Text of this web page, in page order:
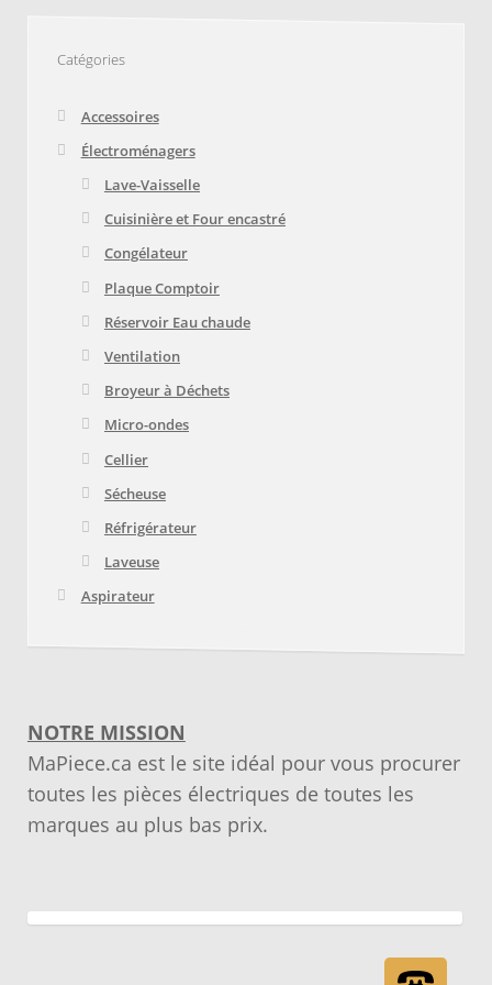
Catégories
Accessoires
Électroménagers
Lave-Vaisselle
Cuisinière et Four encastré
Congélateur
Plaque Comptoir
Réservoir Eau chaude
Ventilation
Broyeur à Déchets
Micro-ondes
Cellier
Sécheuse
Réfrigérateur
Laveuse
Aspirateur
NOTRE MISSION
MaPiece.ca est le site idéal pour vous procurer
toutes les pièces électriques de toutes les
marques au plus bas prix.